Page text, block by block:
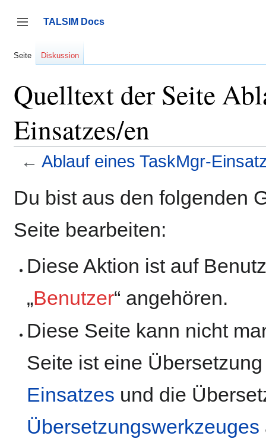
springen
Seitenleiste umschalten
TALSIM Docs
Seite Diskussion
Quelltext der Seite
Einsatzes/en
← Ablauf eines TaskMgr-
Du bist aus den folgenden
Seite bearbeiten:
Diese Aktion ist auf
„Benutzer“ angehören.
Diese Seite kann nicht
Seite ist eine
Einsatzes und die
Übersetzungswerkzeuges